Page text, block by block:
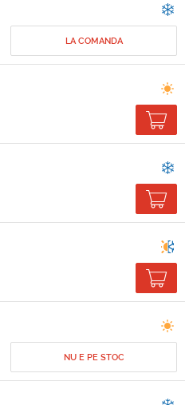
LA COMANDA
NU E PE STOC